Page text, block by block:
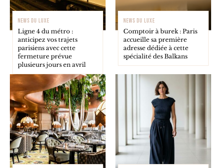
NEWS DU LUXE
Ligne 4 du métro :
anticipez vos trajets
parisiens avec cette
fermeture prévue
plusieurs jours en avril
NEWS DU LUXE
Comptoir à burek : Paris
accueille sa première
adresse dédiée à cette
spécialité des Balkans